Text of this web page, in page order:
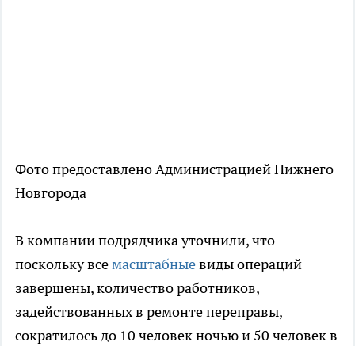
Фото предоставлено Администрацией Нижнего
Новгорода
В компании подрядчика уточнили, что
поскольку всемасштабныевиды операций
завершены, количество работников,
задействованных в ремонте переправы,
сократилось до 10 человек ночью и 50 человек в